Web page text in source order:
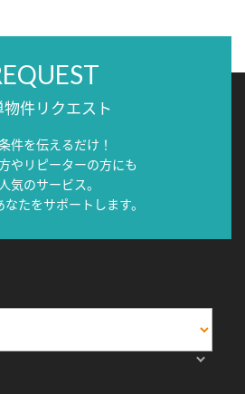
物件リクエスト
件を伝えるだけ！
やリピーターの方にも
気のサービス。
たをサポートします。